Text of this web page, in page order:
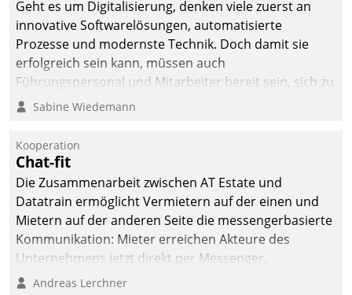
Geht es um Digitalisierung, denken viele zuerst an
innovative Softwarelösungen, automatisierte
Prozesse und modernste Technik. Doch damit sie
erfolgreich sein kann, müssen auch
Führungspersonal und Mitarbeiter bereit sein, sich zu
verändern und anzupassen, sonst werden sie an ihr
Sabine Wiedemann
Kooperation
Chat-fit
Die Zusammenarbeit zwischen AT Estate und
Datatrain ermöglicht Vermietern auf der einen und
Mietern auf der anderen Seite die messengerbasierte
Kommunikation: Mieter erreichen Akteure des
Unternehmens jetzt direkt per Messenger,
Mitarbeiter oder Dienstleister empfangen oder
Andreas Lerchner